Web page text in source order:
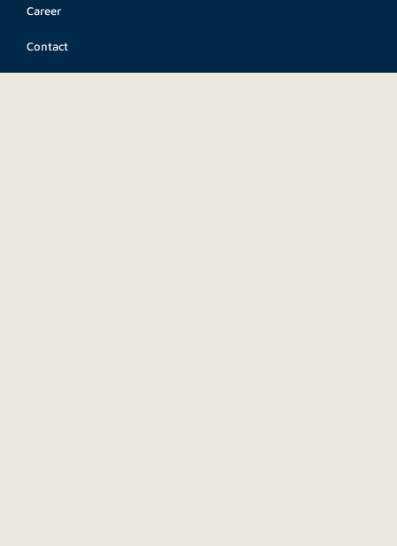
Career
Contact